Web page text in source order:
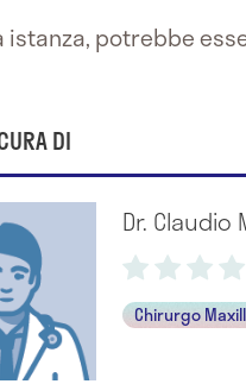
istanza, potrebbe
DI
Dr. Claudio
Chirurgo